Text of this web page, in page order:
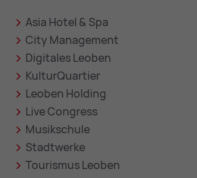
Asia Hotel & Spa
City Management
Digitales Leoben
KulturQuartier
Leoben Holding
Live Congress
Musikschule
Stadtwerke
Tourismus Leoben